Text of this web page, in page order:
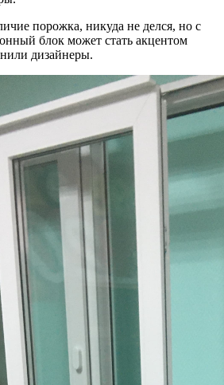
порожка, никуда не делся, но с
блок может стать акцентом
дизайнеры.